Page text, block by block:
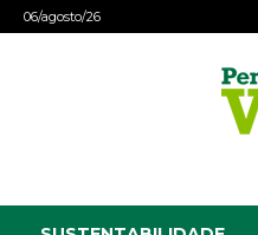
06/agosto/26